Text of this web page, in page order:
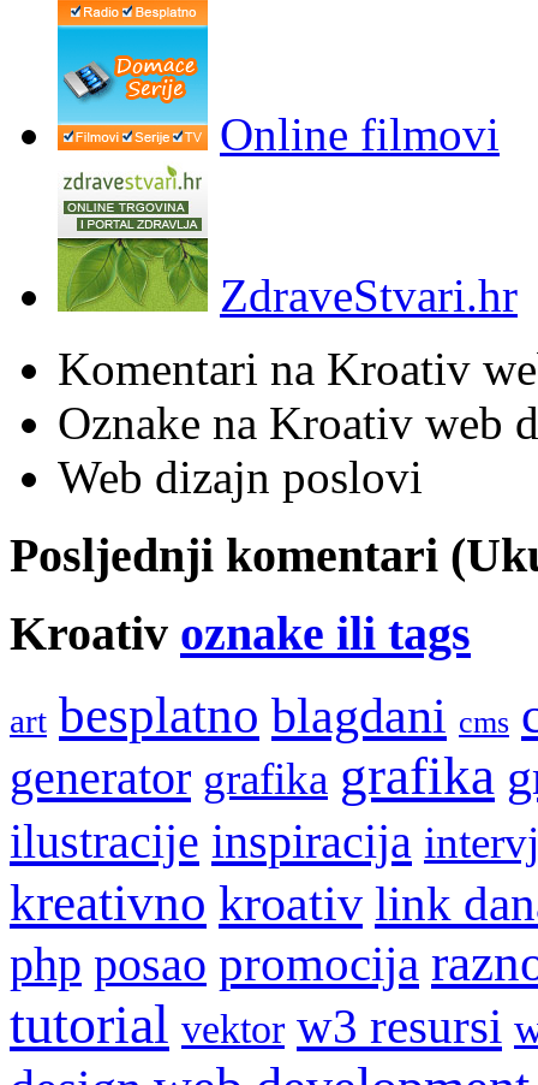
Online filmovi
ZdraveStvari.hr
Komentari na Kroativ
Oznake na Kroativ web
Web dizajn poslovi
Posljednji komentari
Kroativ oznake ili tags
art besplatno blagdani cms
generator grafika grafika
ilustracije inspiracija
kreativno kroativ link
php posao promocija
tutorial vektor w3 resursi